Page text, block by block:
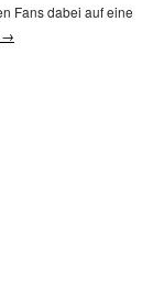
Fans dabei auf eine
→